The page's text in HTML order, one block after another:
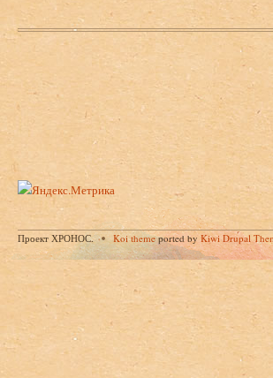
Нижний колонтитул
Проект ХРОНОС. Koi themeported byKiwi Drupal